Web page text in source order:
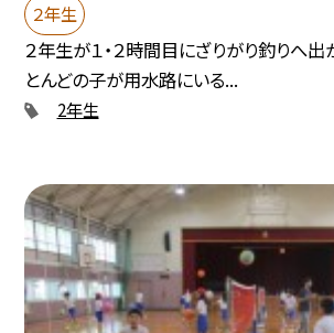
２年生
２年生が１・２時間目にざりがり釣りへ出
とんどの子が用水路にいる...
2年生